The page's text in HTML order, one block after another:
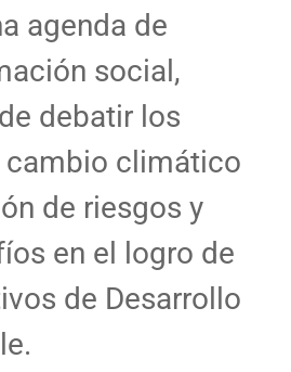
agenda de
social,
debatir los
cambio climático
de riesgos y
en el logro de
de Desarrollo